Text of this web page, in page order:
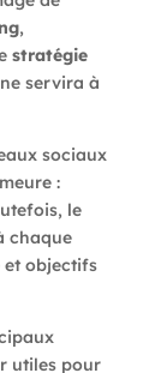
,
stratégie
servira à
sociaux
:
le
chaque
et objectifs
utiles pour